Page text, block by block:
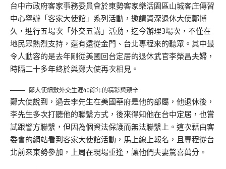
台中市政府客家事務委員會於東勢客家樂活園區山城客庄傳習
中心舉辦「客家大使館」系列活動，邀請資深退休大使鄭博
久，進行五場次「外交五講」活動，迄今辦理3場次，不僅在
地民眾熱烈支持，還有遠從金門、台北專程來的聽眾。其中最
令人動容的是去年剛從美國回台定居的退休武官李榮昌夫婦，
時隔二十多年終於與鄭大使再次相見。
鄭大使細數外交生涯40餘年的精彩與艱辛
鄭大使說到，過去李先生在美國華府是他的部屬，他退休後，
李先生多次打聽他的聯繫方式，後來得知他在台中定居，也嘗
試跟警方聯繫，但因為個資法保護而無法聯繫上。這次藉由客
委會的網站看到客家大使館活動，馬上線上報名，且專程從台
北前來東勢參加，上周在現場重逢，讓他們夫妻驚喜萬分。